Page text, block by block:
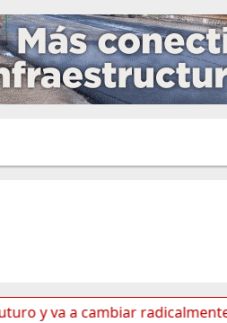
radicalmente la matriz